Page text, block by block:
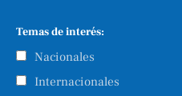
Temas de interés:
Nacionales
Internacionales